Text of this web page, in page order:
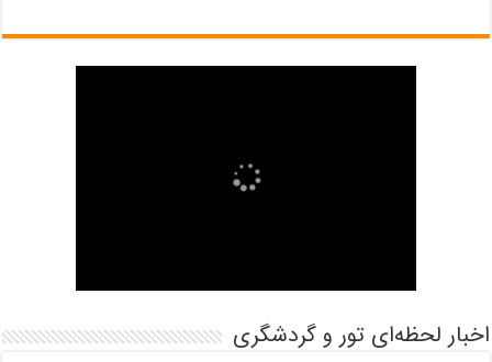
اخبار لحظه‌ای تور و گردشگری